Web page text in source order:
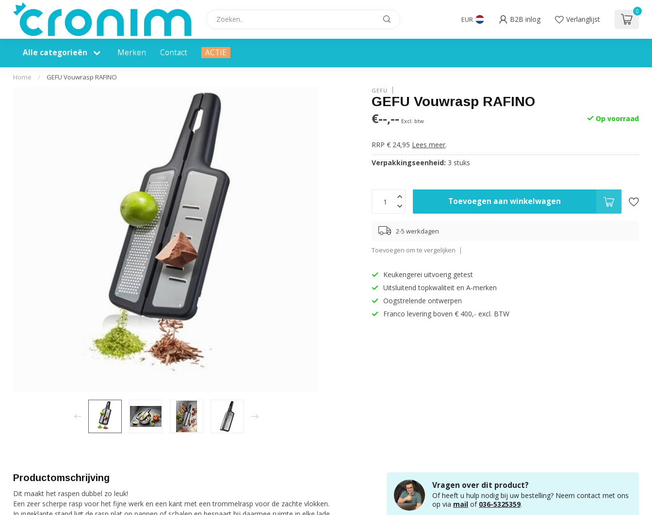
EUR B2B inlog Verlanglijst
0
Alle categorieën Merken Contact ACTIE
Home / GEFU Vouwrasp RAFINO
GEFU
GEFU Vouwrasp RAFINO
€--,-- Excl. btw Op voorraad
RRP € 24,95 Lees meer.
Verpakkingseenheid: 3 stuks
Toevoegen aan winkelwagen
2-5 werkdagen
Toevoegen om te vergelijken
Keukengerei uitvoerig getest
Uitsluitend topkwaliteit en A-merken
Oogstrelende ontwerpen
Franco levering boven € 400,- excl. BTW
Productomschrijving
Dit maakt het raspen dubbel zo leuk!
Een zeer scherpe rasp voor het fijne werk en een kant met een trommelrasp voor de zachte vlokken.
Vragen over dit product?
Of heeft u hulp nodig bij uw bestelling? Neem contact met ons
op via mail of 036-5325359.